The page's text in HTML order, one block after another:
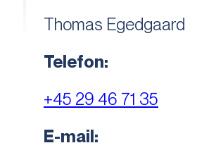
Thomas Egedgaard
Telefon:
+45 29 46 71 35
E-mail: